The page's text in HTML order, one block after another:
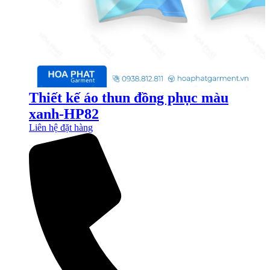
Thiết kế áo thun đồng phục màu
xanh-HP82
Liên hệ đặt hàng